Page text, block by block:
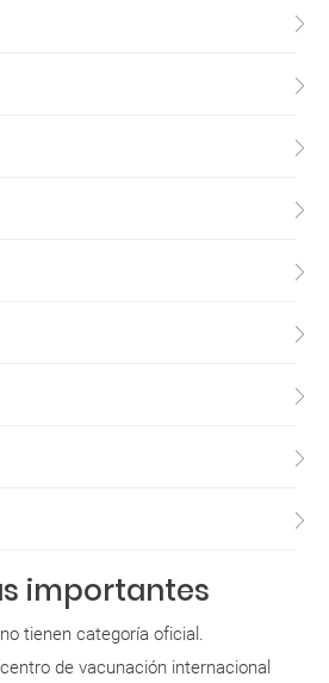
importantes
tienen categoría oficial.
de vacunación internacional